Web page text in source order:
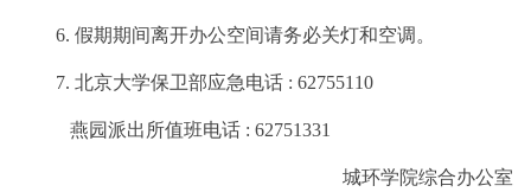
6. 假期期间离开办公空间请务必关灯和空调。
7. 北京大学保卫部应急电话 : 62755110
燕园派出所值班电话 : 62751331
城环学院综合办公室